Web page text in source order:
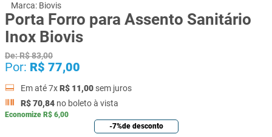
Biovis
Porta Forro para Assento Sanitário
Inox Biovis
De:R$83,00
Por: R$ 77,00
Em até7xR$ 11,00 sem juros
R$70,84 no boleto à vista
Economize R$ 6,00
-7%de desconto